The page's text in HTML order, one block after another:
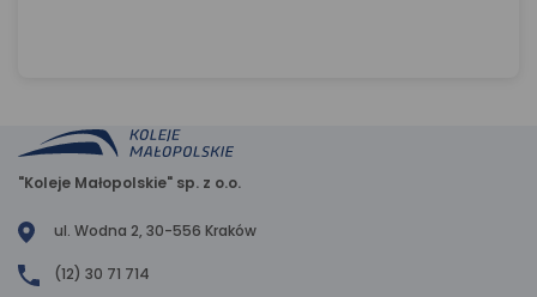
"Koleje Małopolskie" sp. z o.o.
ul. Wodna 2, 30-556 Kraków
(12) 30 71 714